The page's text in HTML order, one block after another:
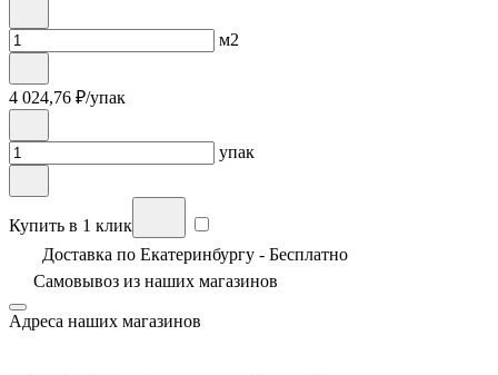
м2
4 024,76 ₽/упак
упак
Купить в 1 клик
Доставка по Екатеринбургу - Бесплатно
Самовывоз из наших магазинов
Адреса наших магазинов